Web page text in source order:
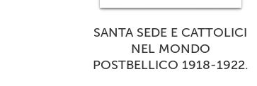
SANTA SEDE E CATTOLICI
NEL MONDO
POSTBELLICO 1918-1922.